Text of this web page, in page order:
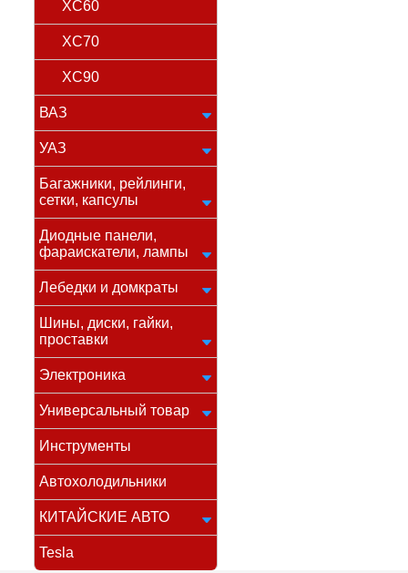
XC60
XC70
XC90
ВАЗ
УАЗ
Багажники, рейлинги,
сетки, капсулы
Диодные панели,
фараискатели, лампы
Лебедки и домкраты
Шины, диски, гайки,
проставки
Электроника
Универсальный товар
Инструменты
Автохолодильники
КИТАЙСКИЕ АВТО
Tesla